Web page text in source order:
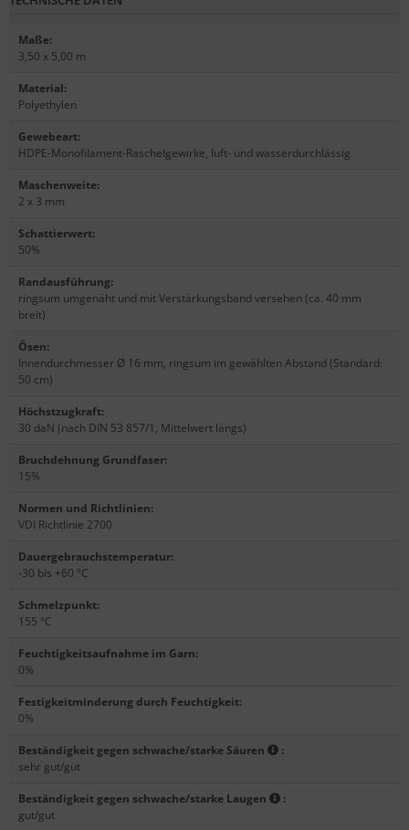
Maße:
3,50 x 5,00 m
Material:
Polyethylen
Gewebeart:
HDPE-Monofilament-Raschelgewirke, luft- und wasserdurchlässig
Maschenweite:
2 x 3 mm
Schattierwert:
50%
Randausführung:
ringsum umgenäht und mit Verstärkungsband versehen (ca. 40 mm
breit)
Ösen:
Innendurchmesser Ø 16 mm, ringsum im gewählten Abstand (Standard:
50 cm)
Höchstzugkraft:
30 daN (nach DIN 53 857/1, Mittelwert längs)
Bruchdehnung Grundfaser:
15%
Normen und Richtlinien:
VDI Richtlinie 2700
Dauergebrauchstemperatur:
-30 bis +60 °C
Schmelzpunkt:
155 °C
Feuchtigkeitsaufnahme im Garn:
0%
Festigkeitminderung durch Feuchtigkeit:
0%
Beständigkeit gegen schwache/starke Säuren
:
sehr gut/gut
Beständigkeit gegen schwache/starke Laugen
:
gut/gut